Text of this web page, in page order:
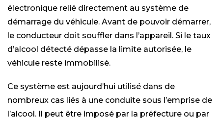
électronique relié directement au système de
démarrage du véhicule. Avant de pouvoir démarrer,
le conducteur doit souffler dans l’appareil. Si le taux
d’alcool détecté dépasse la limite autorisée, le
véhicule reste immobilisé.
Ce système est aujourd’hui utilisé dans de
nombreux cas liés à une conduite sous l’emprise de
l’alcool. Il peut être imposé par la préfecture ou par